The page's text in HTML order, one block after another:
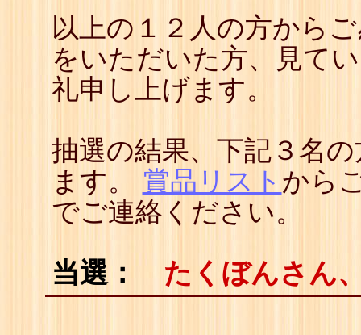
以上の１２人の方から
をいただいた方、見て
礼申し上げます。
抽選の結果、下記３名
ます。 賞品リスト から
でご連絡ください。
当選： たくぼんさん